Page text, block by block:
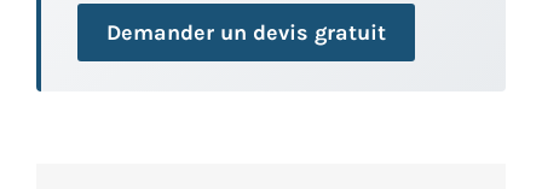
Demander un devis gratuit